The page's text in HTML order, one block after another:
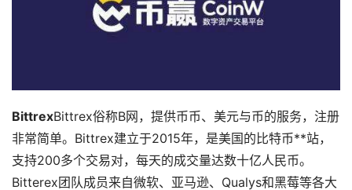
BittrexBittrex俗称B网，提供币币、美元与币的服务，注册
非常简单。Bittrex建立于2015年，是美国的比特币**站，
支持200多个交易对，每天的成交量达数十亿人民币。
Bitterex团队成员来自微软、亚马逊、Qualys和黑莓等各大